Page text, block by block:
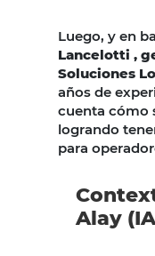
Luego, y en
Lancelotti ,
Soluciones
años de
cuenta cómo
logrando
para
Alay